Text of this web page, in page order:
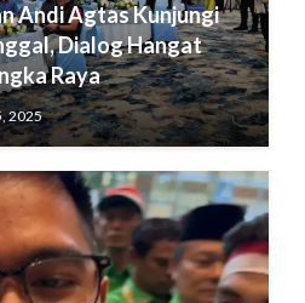
Andi Agtas Kunjungi
Dialog Hangat
Raya
2025